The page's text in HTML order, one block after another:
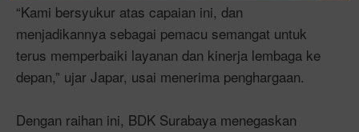
“Kami bersyukur atas capaian ini, dan
menjadikannya sebagai pemacu semangat untuk
terus memperbaiki layanan dan kinerja lembaga ke
depan,” ujar Japar, usai menerima penghargaan.
Dengan raihan ini, BDK Surabaya menegaskan